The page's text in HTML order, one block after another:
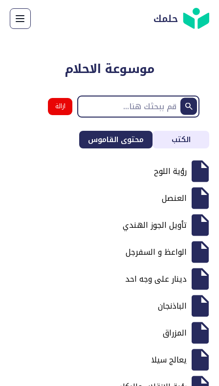
حلمك
موسوعة الاحلام
ازالة
البحث
الكتب محتوى القاموس
رؤية اللوح
العنصل
تأويل الجوز الهندي
الواعظ و السفرجل
دينار على وجه احد
الباذنجان
المزراق
يعالج سيلا